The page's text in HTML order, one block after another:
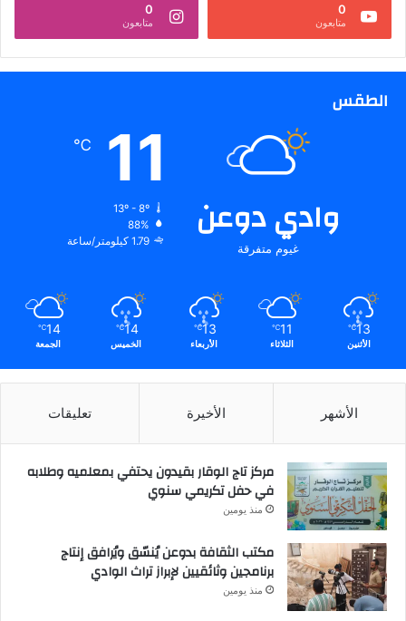
0
متابعون
0
متابعون
الطقس
وادي دوعن
غيوم متفرقة
11
℃
13º - 8º
88%
1.79 كيلومتر/ساعة
13
℃
الأثنين
11
℃
الثلاثاء
13
℃
الأربعاء
14
℃
الخميس
14
℃
الجمعة
الأشهر الأخيرة تعليقات
مركز تاج الوقار بقيدون يحتفي بمعلميه وطلابه
في حفل تكريمي سنوي
منذ يومين
مكتب الثقافة بدوعن يُنسّق ويُرافق إنتاج
برنامجين وثائقيين لإبراز تراث الوادي
منذ يومين